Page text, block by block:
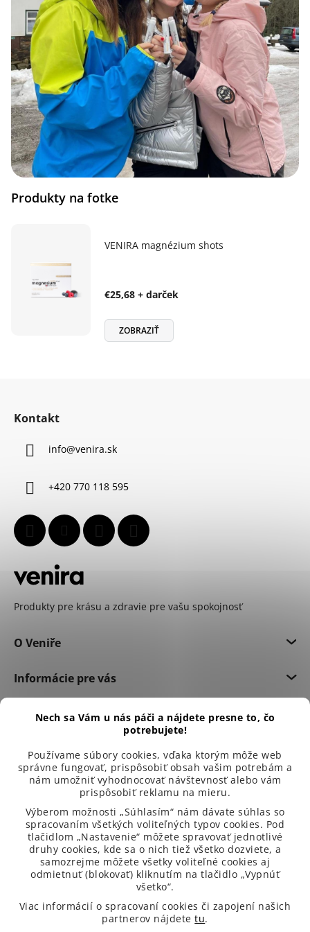
Nech sa Vám u nás páči a nájdete presne to, čo
potrebujete!
Používame súbory cookies, vďaka ktorým môže web
správne fungovať, prispôsobiť obsah vašim potrebám a
nám umožniť vyhodnocovať návštevnosť alebo vám
prispôsobiť reklamu na mieru.
Výberom možnosti „Súhlasím“ nám dávate súhlas so
spracovaním všetkých voliteľných typov cookies. Pod
tlačidlom „Nastavenie“ môžete spravovať jednotlivé
druhy cookies, kde sa o nich tiež všetko dozviete, a
samozrejme môžete všetky voliteľné cookies aj
odmietnuť (blokovať) kliknutím na tlačidlo „Vypnúť
všetko“.
Viac informácií o spracovaní cookies či zapojení našich
partnerov nájdetetu.
Produkty na fotke
VENIRA magnézium shots
€25,68 + darček
ZOBRAZIŤ
Kontakt
info@venira.sk
+420 770 118 595
Produkty pre krásu a zdravie pre vašu spokojnosť
O Veniře
Informácie pre vás
Dôležité informácie
99 % spokojených zákazníků